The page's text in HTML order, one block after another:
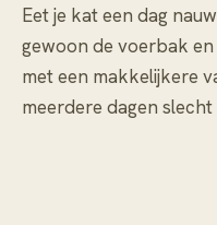
Eet je kat een dag
gewoon de voerbak
met een makkelijkere
meerdere dagen